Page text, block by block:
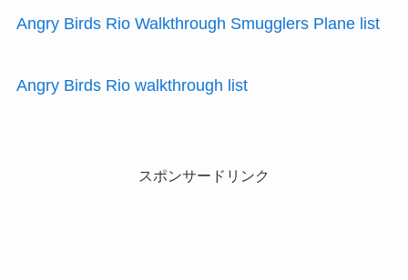
Angry Birds Rio Walkthrough Smugglers Plane list
Angry Birds Rio walkthrough list
スポンサードリンク